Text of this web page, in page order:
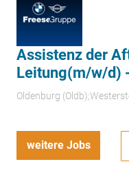
Assistenz der
Leitung(m/w/d)
Oldenburg
weitere Jobs